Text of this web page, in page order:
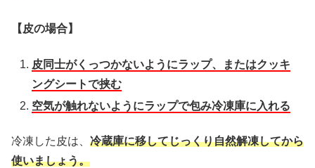
【皮の場合】
皮同士がくっつかないようにラップ、またはクッキ
ングシートで挟む
空気が触れないようにラップで包み冷凍庫に入れる
冷凍した皮は、 冷蔵庫に移してじっくり自然解凍してから
使いましょう。